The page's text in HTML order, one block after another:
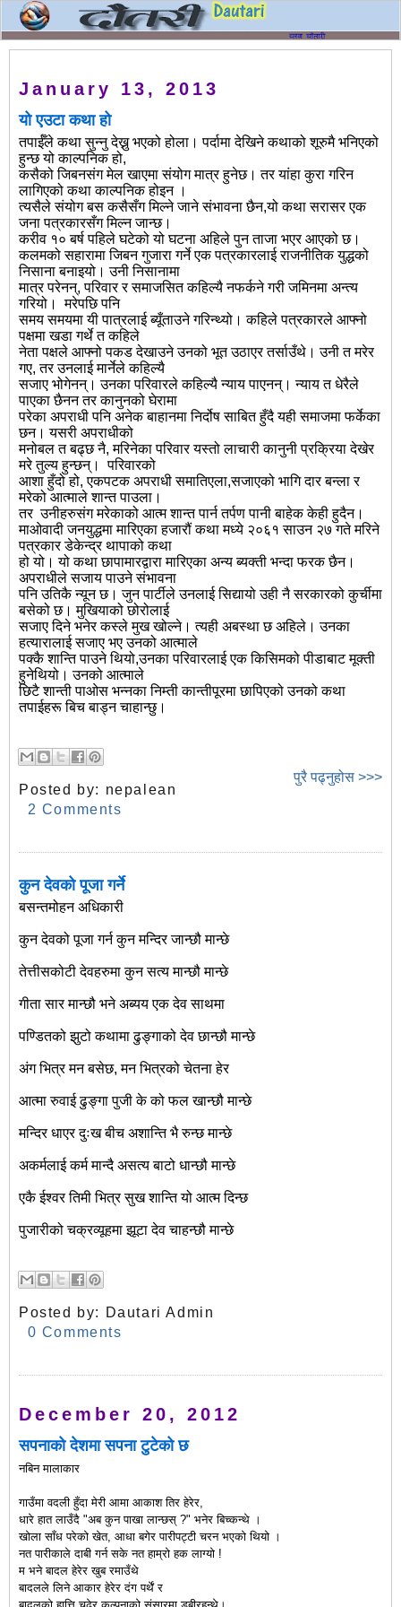
January 13, 2013
यो एउटा कथा हो
तपाईँले कथा सुन्नु देख्नु भएको होला। पर्दामा देखिने कथाको शूरुमै भनिएको
हुन्छ यो काल्पनिक हो,
कसैको जिबनसंग मेल खाएमा संयोग मात्र हुनेछ। तर यांहा कुरा गरिन
लागिएको कथा काल्पनिक होइन ।
त्यसैले संयोग बस कसैसँग मिल्ने जाने संभावना छैन,यो कथा सरासर एक
जना पत्रकारसँग मिल्न जान्छ।
करीव १० बर्ष पहिले घटेको यो घटना अहिले पुन ताजा भएर आएको छ।
कलमको सहारामा जिबन गुजारा गर्ने एक पत्रकारलाई राजनीतिक युद्धको
निसाना बनाइयो। उनी निसानामा
मात्र परेनन्, परिवार र समाजसित कहिल्यै नफर्कने गरी जमिनमा अन्त्य
गरियो। मरेपछि पनि
समय समयमा यी पात्रलाई ब्यूँताउने गरिन्थ्यो। कहिले पत्रकारले आफ्नो
पक्षमा खडा गर्थे त कहिले
नेता पक्षले आफ्नो पकड देखाउने उनको भूत उठाएर तर्साउँथे। उनी त मरेर
गए, तर उनलाई मार्नेले कहिल्यै
सजाए भोगेनन्। उनका परिवारले कहिल्यै न्याय पाएनन्। न्याय त धेरैले
पाएका छैनन तर कानुनको घेरामा
परेका अपराधी पनि अनेक बाहानमा निर्दोष साबित हुँदै यही समाजमा फर्केका
छन। यसरी अपराधीको
मनोबल त बढ्छ नै, मरिनेका परिवार यस्तो लाचारी कानुनी प्रक्रिया देखेर
मरे तुल्य हुन्छन्। परिवारको
आशा हुँदो हो, एकपटक अपराधी समातिएला,सजाएको भागि दार बन्ला र
मरेको आत्माले शान्त पाउला।
तर उनीहरुसंग मरेकाको आत्म शान्त पार्न तर्पण पानी बाहेक केही हुदैन।
माओवादी जनयुद्धमा मारिएका हजारौं कथा मध्ये २०६१ साउन २७ गते मरिने
पत्रकार डेकेन्द्र थापाको कथा
हो यो। यो कथा छापामारद्वारा मारिएका अन्य ब्यक्ती भन्दा फरक छैन।
अपराधीले सजाय पाउने संभावना
पनि उतिकै न्यून छ। जुन पार्टीले उनलाई सिद्यायो उही नै सरकारको कुर्चीमा
बसेको छ। मुखियाको छोरोलाई
सजाए दिने भनेर कस्ले मुख खोल्ने। त्यही अबस्था छ अहिले। उनका
हत्यारालाई सजाए भए उनको आत्माले
पक्कै शान्ति पाउने थियो,उनका परिवारलाई एक किसिमको पीडाबाट मूक्ती
हुनेथियो। उनको आत्माले
छिटै शान्ती पाओस भन्नका निम्ती कान्तीपूरमा छापिएको उनको कथा
तपाईहरू बिच बाड्न चाहान्छु।
पुरै पढ्नुहोस >>>
Posted by: nepalean
2 Comments
कुन देवको पूजा गर्ने
बसन्तमोहन अधिकारी
कुन देवको पूजा गर्न कुन मन्दिर जान्छौ मान्छे
तेत्तीसकोटी देवहरुमा कुन सत्य मान्छौ मान्छे
गीता सार मान्छौ भने अब्यय एक देव साथमा
पण्डितको झुटो कथामा ढुङ्गाको देव छान्छौ मान्छे
अंग भित्र मन बसेछ, मन भित्रको चेतना हेर
आत्मा रुवाई ढुङ्गा पुजी के को फल खान्छौ मान्छे
मन्दिर धाएर दुःख बीच अशान्ति भै रुन्छ मान्छे
अकर्मलाई कर्म मान्दै असत्य बाटो धान्छौ मान्छे
एकै ईश्वर तिमी भित्र सुख शान्ति यो आत्म दिन्छ
पुजारीको चक्रव्यूहमा झूटा देव चाहन्छौ मान्छे
Posted by:
Dautari Admin
0 Comments
December 20, 2012
सपनाको देशमा सपना टुटेको छ
नबिन मालाकार
गाउँमा वदली हुँदा मेरी आमा आकाश तिर हेरेर,
धारे हात लाउँदै "अब कुन पाखा लान्छस् ?" भनेर बिच्कन्थे ।
खोला साँध परेको खेत, आधा बगेर पारीपट्टी चरन भएको थियो ।
नत पारीकाले दाबी गर्न सके नत हाम्रो हक लाग्यो !
म भने बादल हेरेर खुब रमाउँथे
बादलले लिने आकार हेरेर दंग पर्थें र